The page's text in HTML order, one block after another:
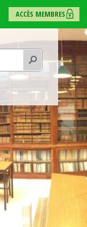
LinkedinACCÈS MEMBRES
Rechercher